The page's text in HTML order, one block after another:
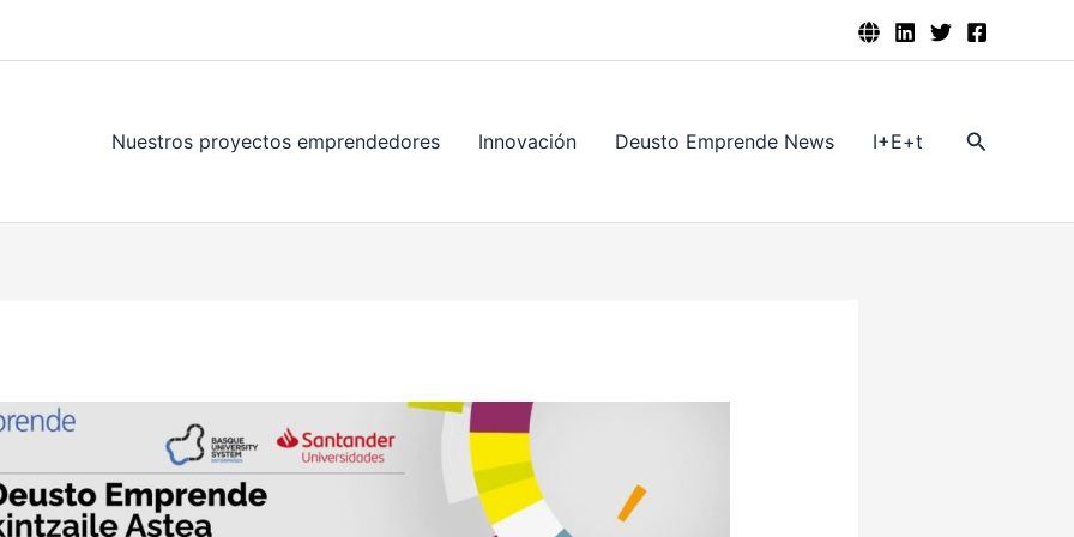
Nuestros proyectos emprendedores Innovación Deusto Emprende News I+E+t Buscar